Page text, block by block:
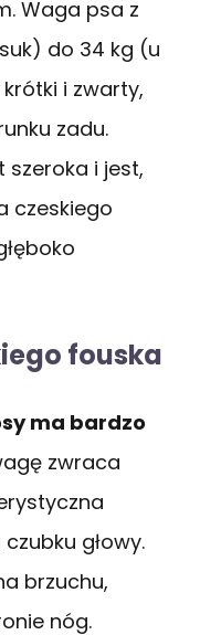
Waga psa z
do 34 kg (u
i zwarty,
zadu.
szeroka i jest,
czeskiego
fouska
ma bardzo
zwraca
głowy.
brzuchu,
nóg.